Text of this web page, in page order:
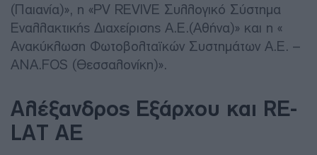
(Παιανία)», η «PV REVIVE Συλλογικό Σύστημα
Εναλλακτικής Διαχείρισης Α.Ε.(Αθήνα)» και η «
Ανακύκλωση Φωτοβολταϊκών Συστημάτων Α.Ε. –
ANA.FOS (Θεσσαλονίκη)».
Αλέξανδρος Εξάρχου και RE-
LAT AE